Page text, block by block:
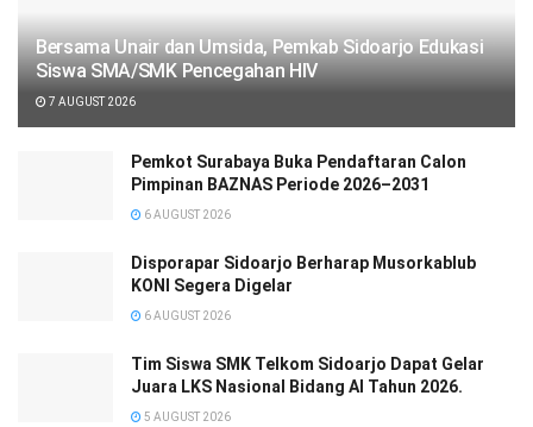
Bersama Unair dan Umsida, Pemkab Sidoarjo Edukasi
Siswa SMA/SMK Pencegahan HIV
7 AUGUST 2026
Pemkot Surabaya Buka Pendaftaran Calon
Pimpinan BAZNAS Periode 2026–2031
6 AUGUST 2026
Disporapar Sidoarjo Berharap Musorkablub
KONI Segera Digelar
6 AUGUST 2026
Tim Siswa SMK Telkom Sidoarjo Dapat Gelar
Juara LKS Nasional Bidang AI Tahun 2026.
5 AUGUST 2026